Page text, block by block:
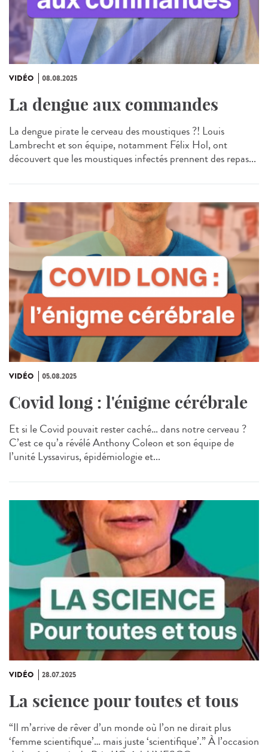
VIDÉO 08.08.2025
La dengue aux commandes
La dengue pirate le cerveau des moustiques ?! Louis
Lambrecht et son équipe, notamment Félix Hol, ont
découvert que les moustiques infectés prennent des repas...
VIDÉO 05.08.2025
Covid long : l'énigme cérébrale
Et si le Covid pouvait rester caché… dans notre cerveau ?
C’est ce qu’a révélé Anthony Coleon et son équipe de
l’unité Lyssavirus, épidémiologie et...
VIDÉO 28.07.2025
La science pour toutes et tous
“Il m’arrive de rêver d’un monde où l’on ne dirait plus
‘femme scientifique’… mais juste ‘scientifique’.” À l’occasion